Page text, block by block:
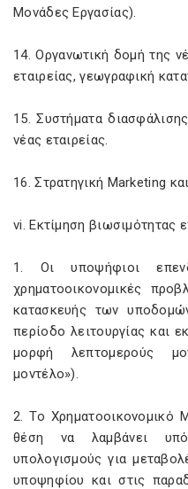
Μονάδες Εργασίας).
14. Οργανωτική δομή της
εταιρείας, γεωγραφική
15. Συστήματα
νέας εταιρείας.
16. Στρατηγική Marketing
vi. Εκτίμηση βιωσιμότητας
1. Οι υποψήφιοι
χρηματοοικονομικές
κατασκευής των
περίοδο λειτουργίας και
μορφή λεπτομερούς
μοντέλο»).
2. Το Χρηματοοικονομικό
θέση να λαμβάνει
υπολογισμούς για
υποψηφίου και στις